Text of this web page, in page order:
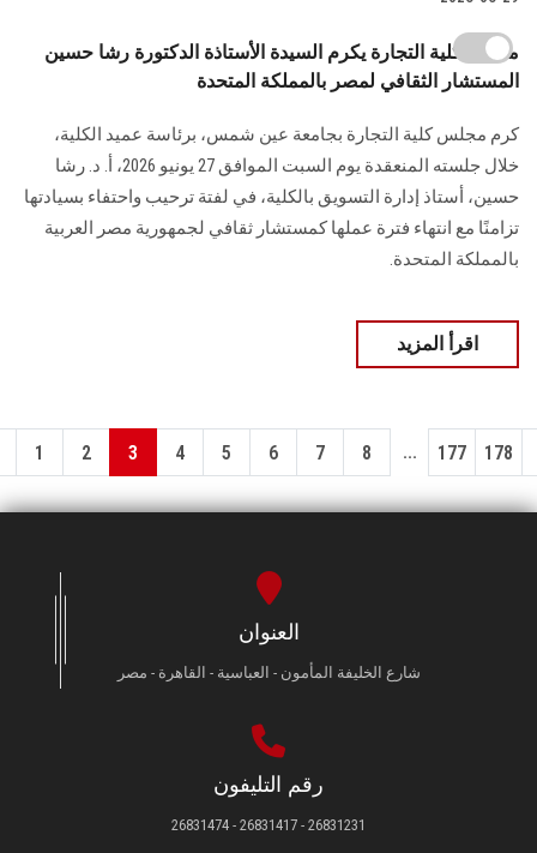
مجلس كلية التجارة يكرم السيدة الأستاذة الدكتورة رشا حسين
المستشار الثقافي لمصر بالمملكة المتحدة
كرم مجلس كلية التجارة بجامعة عين شمس، برئاسة عميد الكلية،
خلال جلسته المنعقدة يوم السبت الموافق 27 يونيو 2026، أ. د. رشا
حسين، أستاذ إدارة التسويق بالكلية، في لفتة ترحيب واحتفاء بسيادتها
تزامنًا مع انتهاء فترة عملها كمستشار ثقافي لجمهورية مصر العربية
بالمملكة المتحدة.
اقرأ المزيد
1 2 3 4 5 6 7 8 ... 177 178
العنوان
شارع الخليفة المأمون - العباسية - القاهرة - مصر
رقم التليفون
26831231 - 26831417 - 26831474